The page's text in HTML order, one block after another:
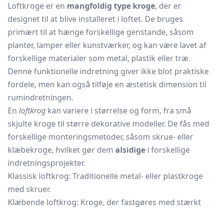
Loftkroge er en mangfoldig type kroge, der er
designet til at blive installeret i loftet. De bruges
primært til at hænge forskellige genstande, såsom
planter, lamper eller kunstværker, og kan være lavet af
forskellige materialer som metal, plastik eller træ.
Denne funktionelle indretning giver ikke blot praktiske
fordele, men kan også tilføje en æstetisk dimension til
rumindretningen.
En loftkrog kan variere i størrelse og form, fra små
skjulte kroge til større dekorative modeller. De fås med
forskellige monteringsmetoder, såsom skrue- eller
klæbekroge, hvilket gør dem alsidige i forskellige
indretningsprojekter.
Klassisk loftkrog: Traditionelle metal- eller plastkroge
med skruer.
Klæbende loftkrog: Kroge, der fastgøres med stærkt